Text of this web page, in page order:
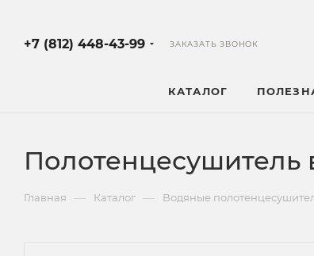
+7 (812) 448-43-99 ЗАКАЗАТЬ ЗВОНОК
КАТАЛОГ
Главная — Каталог — Водяные